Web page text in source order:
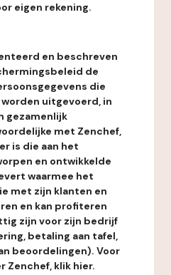
eigen rekening.
en beschreven
de
die
uitgevoerd, in
gezamenlijk
met Zenchef,
is die aan het
en ontwikkelde
waarmee het
met zijn klanten en
en kan profiteren
zijn voor zijn bedrijf
betaling aan tafel,
beoordelingen). Voor
Zenchef, klik hier.